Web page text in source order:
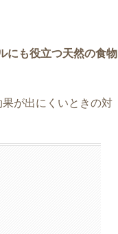
にも役立つ天然の食物
が出にくいときの対